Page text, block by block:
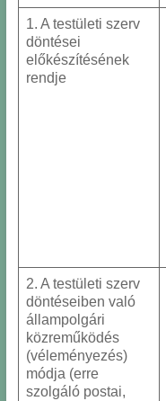
1. A testületi szerv
döntései
előkészítésének
rendje
2. A testületi szerv
döntéseiben való
állampolgári
közreműködés
(véleményezés)
módja (erre
szolgáló postai,